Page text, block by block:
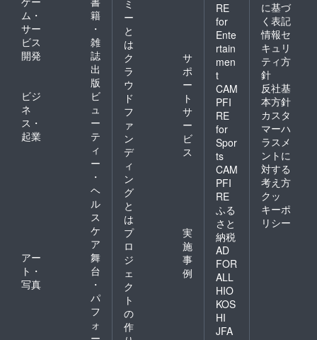
ム・
サー
ビス
開発
籍
・
雑
誌
出
版
ビジ
ネ
ス・
起業
ビ
ュ
ー
テ
ィ
ー
・
ヘ
ル
ス
ケ
ア
アー
ト・
写真
舞
台
・
パ
フ
ォ
ミ
ー
と
は
ク
ラ
ウ
ド
フ
ァ
ン
デ
ィ
ン
グ
と
は
サ
ポ
ー
ト
サ
ー
ビ
ス
プ
ロ
ジ
ェ
ク
ト
の
作
実
施
事
例
RE
for
Ente
rtain
men
t
CAM
PFI
RE
for
Spor
ts
CAM
PFI
RE
ふる
さと
納税
AD
FOR
ALL
HIO
KOS
HI
JFA
に基づ
く表記
情報セ
キュリ
ティ方
針
反社基
本方針
カスタ
マーハ
ラスメ
ントに
対する
考え方
クッ
キーポ
リシー